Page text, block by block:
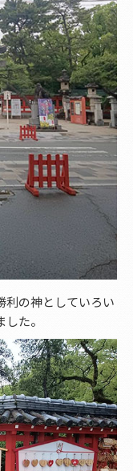
利の神としていろい
た。